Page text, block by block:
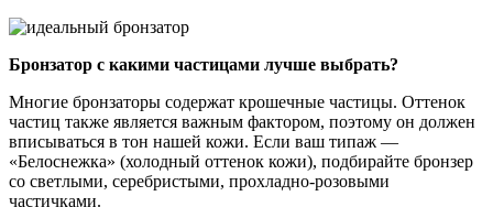
Бронзатор с какими частицами лучше выбрать?
Многие бронзаторы содержат крошечные частицы. Оттенок
частиц также является важным фактором, поэтому он должен
вписываться в тон нашей кожи. Если ваш типаж —
«Белоснежка» (холодный оттенок кожи), подбирайте бронзер
со светлыми, серебристыми, прохладно-розовыми
частичками.